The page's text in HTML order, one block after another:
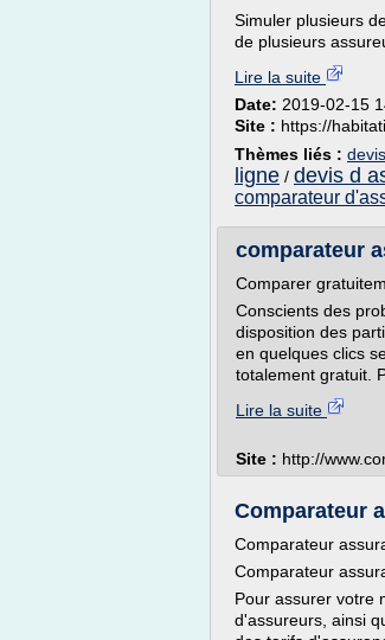
Simuler plusieurs
de plusieurs
Lire la suite
Date: 2019-02-15
Site : https://
Thèmes liés :
ligne / devis d
comparateur
comparateur
Comparer
Conscients des
disposition des
en quelques clics
totalement gratuit.
Lire la suite
Site : http://
Comparateur
Comparateur
Comparateur
Pour assurer votre
d'assureurs, ainsi